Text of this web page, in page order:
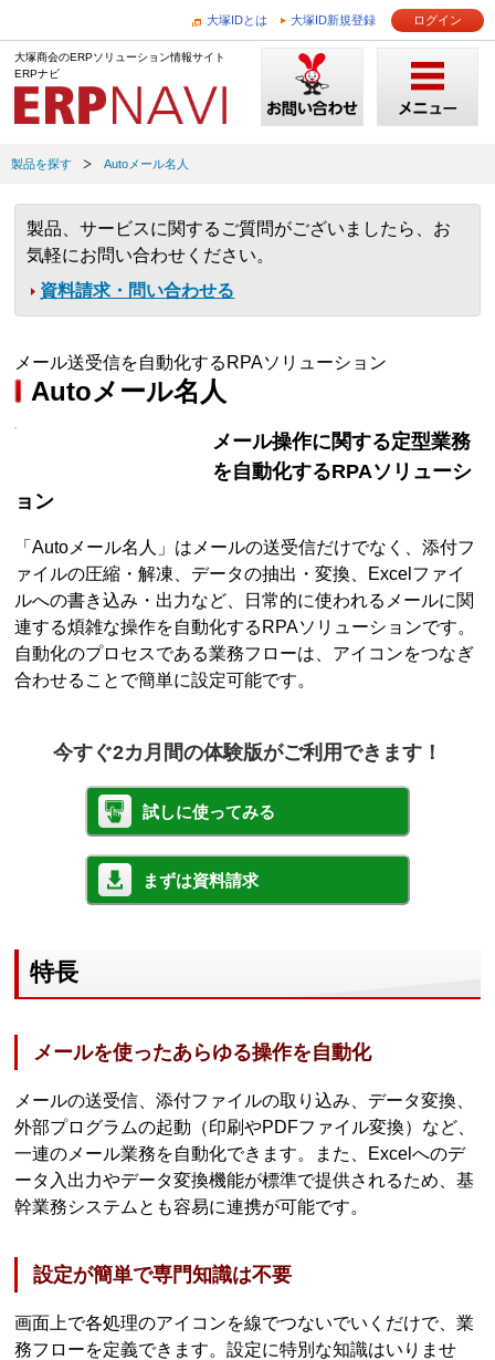
大塚IDとは 大塚ID新規登録 ログイン
大塚商会のERPソリューション情報サイト
ERPナビ
製品を探す Autoメール名人
製品、サービスに関するご質問がございましたら、お
気軽にお問い合わせください。
資料請求・問い合わせる
メール送受信を自動化するRPAソリューション
Autoメール名人
メール操作に関する定型業務
を自動化するRPAソリューシ
ョン
「Autoメール名人」はメールの送受信だけでなく、添付フ
ァイルの圧縮・解凍、データの抽出・変換、Excelファイ
ルへの書き込み・出力など、日常的に使われるメールに関
連する煩雑な操作を自動化するRPAソリューションです。
自動化のプロセスである業務フローは、アイコンをつなぎ
合わせることで簡単に設定可能です。
今すぐ2カ月間の体験版がご利用できます！
試しに使ってみる
まずは資料請求
特長
メールを使ったあらゆる操作を自動化
メールの送受信、添付ファイルの取り込み、データ変換、
外部プログラムの起動（印刷やPDFファイル変換）など、
一連のメール業務を自動化できます。また、Excelへのデ
ータ入出力やデータ変換機能が標準で提供されるため、基
幹業務システムとも容易に連携が可能です。
設定が簡単で専門知識は不要
画面上で各処理のアイコンを線でつないでいくだけで、業
務フローを定義できます。設定に特別な知識はいりませ